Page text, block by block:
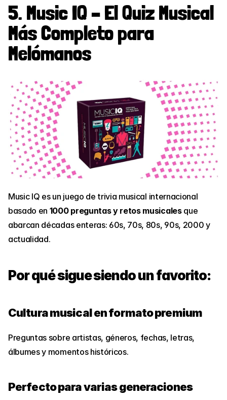
5. Music IQ – El Quiz Musical
Más Completo para
Melómanos
Music IQ es un juego de trivia musical internacional
basado en 1000 preguntas y retos musicales que
abarcan décadas enteras: 60s, 70s, 80s, 90s, 2000 y
actualidad.
Por qué sigue siendo un favorito:
Cultura musical en formato premium
Preguntas sobre artistas, géneros, fechas, letras,
álbumes y momentos históricos.
Perfecto para varias generaciones